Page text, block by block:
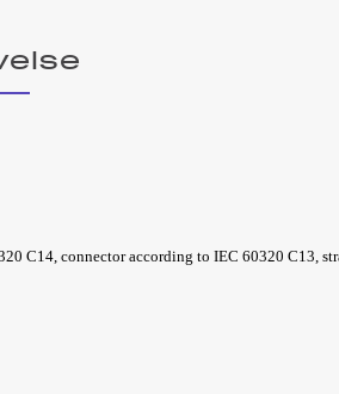
C14, connector according to IEC 60320 C13,